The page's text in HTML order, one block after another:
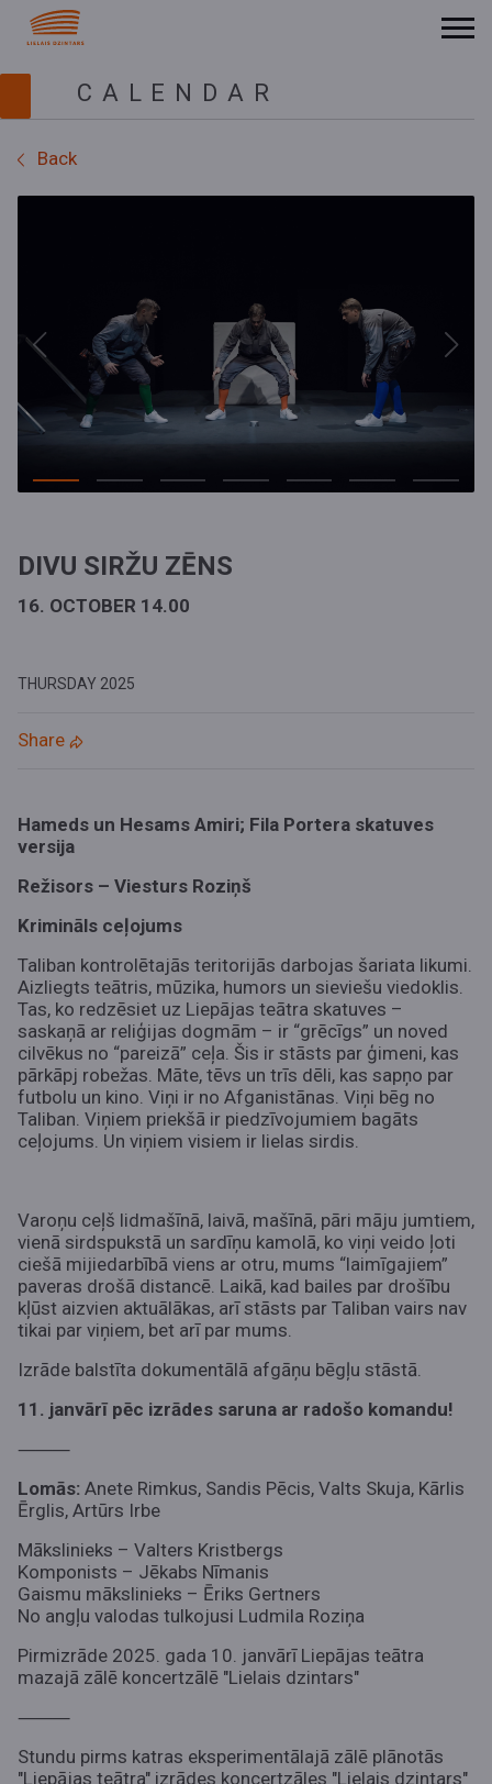
CALENDAR
Back
Previous Next
DIVU SIRŽU ZĒNS
16. OCTOBER 14.00
THURSDAY 2025
Share
Hameds un Hesams Amiri; Fila Portera skatuves
versija
Režisors – Viesturs Roziņš
Krimināls ceļojums
Taliban kontrolētajās teritorijās darbojas šariata likumi.
Aizliegts teātris, mūzika, humors un sieviešu viedoklis.
Tas, ko redzēsiet uz Liepājas teātra skatuves –
saskaņā ar reliģijas dogmām – ir “grēcīgs” un noved
cilvēkus no “pareizā” ceļa. Šis ir stāsts par ģimeni, kas
pārkāpj robežas. Māte, tēvs un trīs dēli, kas sapņo par
futbolu un kino. Viņi ir no Afganistānas. Viņi bēg no
Taliban. Viņiem priekšā ir piedzīvojumiem bagāts
ceļojums. Un viņiem visiem ir lielas sirdis.
Varoņu ceļš lidmašīnā, laivā, mašīnā, pāri māju jumtiem,
vienā sirdspukstā un sardīņu kamolā, ko viņi veido ļoti
ciešā mijiedarbībā viens ar otru, mums “laimīgajiem”
paveras drošā distancē. Laikā, kad bailes par drošību
kļūst aizvien aktuālākas, arī stāsts par Taliban vairs nav
tikai par viņiem, bet arī par mums.
Izrāde balstīta dokumentālā afgāņu bēgļu stāstā.
11. janvārī pēc izrādes saruna ar radošo komandu!
⸻
Lomās: Anete Rimkus, Sandis Pēcis, Valts Skuja, Kārlis
Ērglis, Artūrs Irbe
Mākslinieks – Valters Kristbergs
Komponists – Jēkabs Nīmanis
Gaismu mākslinieks – Ēriks Gertners
No angļu valodas tulkojusi Ludmila Roziņa
Pirmizrāde 2025. gada 10. janvārī Liepājas teātra
mazajā zālē koncertzālē "Lielais dzintars"
⸻
Stundu pirms katras eksperimentālajā zālē plānotās
"Liepājas teātra" izrādes koncertzāles "Lielais dzintars"